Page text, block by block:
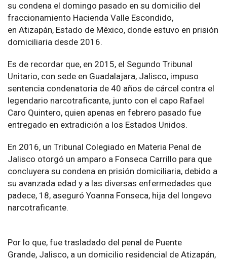
su condena el domingo pasado en su domicilio del
fraccionamiento Hacienda Valle Escondido,
en Atizapán, Estado de México, donde estuvo en prisión
domiciliaria desde 2016.
Es de recordar que, en 2015, el Segundo Tribunal
Unitario, con sede en Guadalajara, Jalisco, impuso
sentencia condenatoria de 40 años de cárcel contra el
legendario narcotraficante, junto con el capo Rafael
Caro Quintero, quien apenas en febrero pasado fue
entregado en extradición a los Estados Unidos.
En 2016, un Tribunal Colegiado en Materia Penal de
Jalisco otorgó un amparo a Fonseca Carrillo para que
concluyera su condena en prisión domiciliaria, debido a
su avanzada edad y a las diversas enfermedades que
padece, 18, aseguró Yoanna Fonseca, hija del longevo
narcotraficante.
Por lo que, fue trasladado del penal de Puente
Grande, Jalisco, a un domicilio residencial de Atizapán,